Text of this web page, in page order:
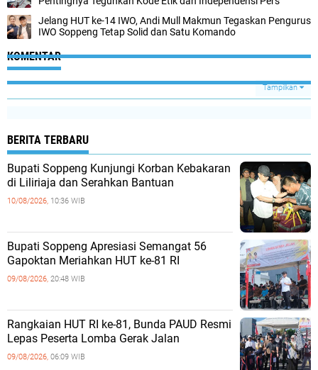
Jelang HUT ke-14 IWO, Andi Mull Makmun Tegaskan Pengurus
IWO Soppeng Tetap Solid dan Satu Komando
KOMENTAR
Tampilkan
BERITA TERBARU
Bupati Soppeng Kunjungi Korban Kebakaran
di Liliriaja dan Serahkan Bantuan
10/08/2026, 10:36 WIB
Bupati Soppeng Apresiasi Semangat 56
Gapoktan Meriahkan HUT ke-81 RI
09/08/2026, 20:48 WIB
Rangkaian HUT RI ke-81, Bunda PAUD Resmi
Lepas Peserta Lomba Gerak Jalan
09/08/2026, 06:09 WIB